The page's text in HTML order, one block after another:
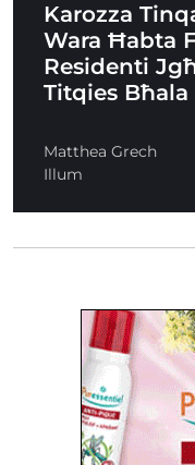
Karozza
Wara Ħabta
Residenti
Titqies
Matthea Grech
Illum